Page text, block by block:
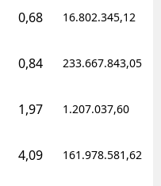
0,68 16.802.345,12
0,84 233.667.843,05
1,97 1.207.037,60
4,09 161.978.581,62